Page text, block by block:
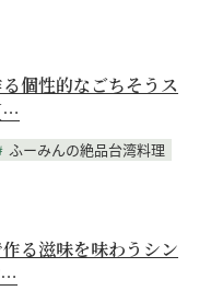
個性的なごちそうス
…
ふーみんの絶品台湾料理
る滋味を味わうシン
…